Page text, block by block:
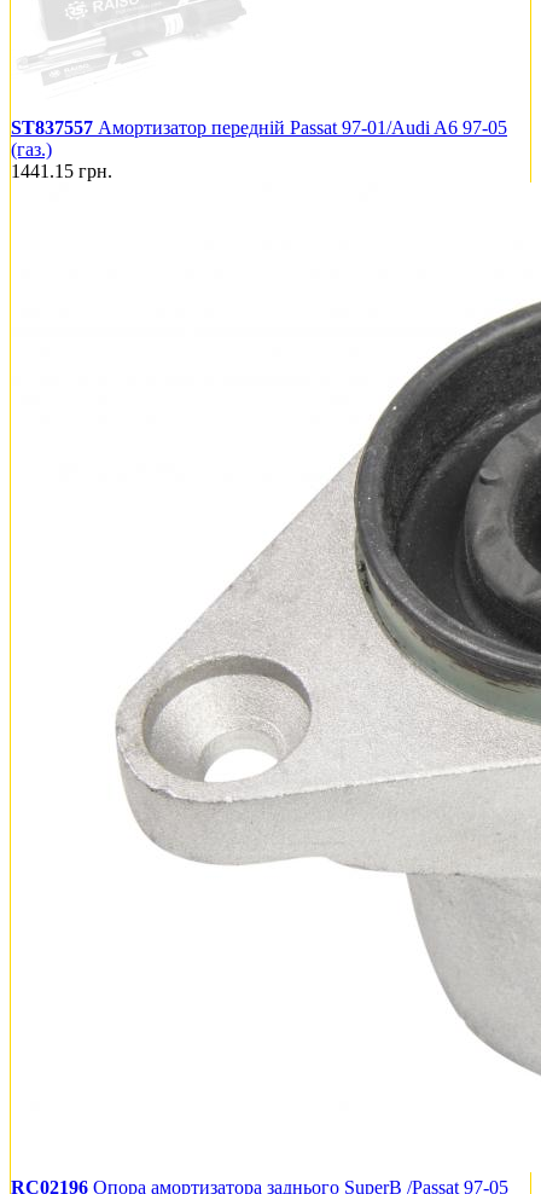
ST837557 Амортизатор передній Passat 97-01/Audi A6 97-05
(газ.)
1441.15 грн.
RC02196 Опора амортизатора заднього SuperB /Passat 97-05